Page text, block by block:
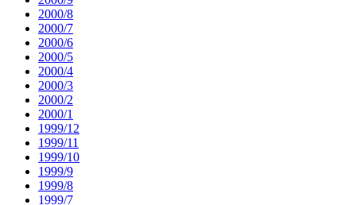
2000/8
2000/7
2000/6
2000/5
2000/4
2000/3
2000/2
2000/1
1999/12
1999/11
1999/10
1999/9
1999/8
1999/7